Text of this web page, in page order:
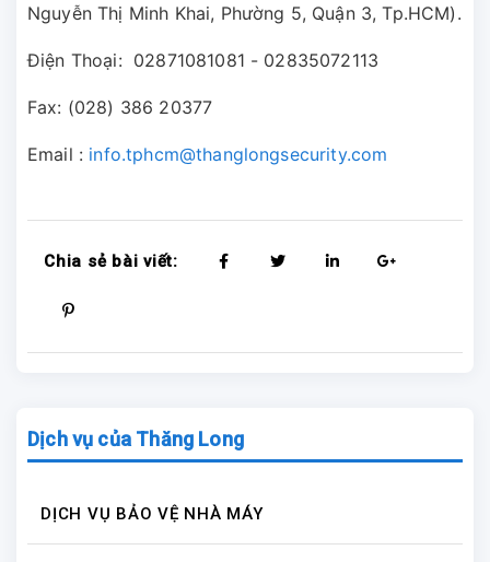
Dịch vụ của Thăng Long
DỊCH VỤ BẢO VỆ NHÀ MÁY
Nguyễn Thị Minh Khai, Phường 5, Quận 3, Tp.HCM).
Điện Thoại: 02871081081 - 02835072113
Fax: (028) 386 20377
Email : info.tphcm@thanglongsecurity.com
Chia sẻ bài viết: